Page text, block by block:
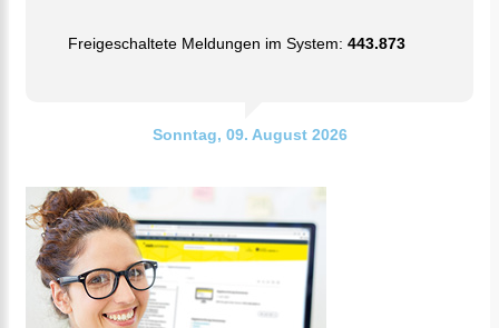
Freigeschaltete Meldungen im System: 443.873
Sonntag, 09. August 2026